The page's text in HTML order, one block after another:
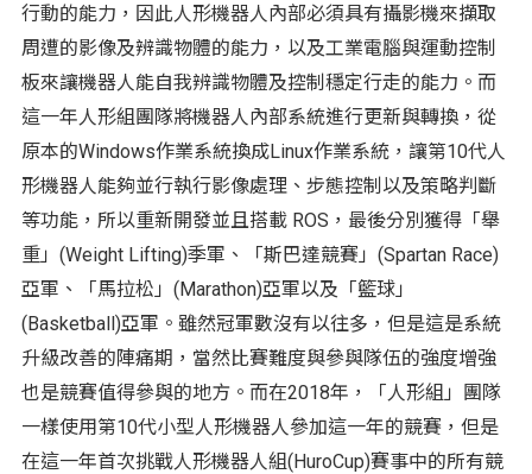
行動的能力，因此人形機器人內部必須具有攝影機來擷取
周遭的影像及辨識物體的能力，以及工業電腦與運動控制
板來讓機器人能自我辨識物體及控制穩定行走的能力。而
這一年人形組團隊將機器人內部系統進行更新與轉換，從
原本的Windows作業系統換成Linux作業系統，讓第10代人
形機器人能夠並行執行影像處理、步態控制以及策略判斷
等功能，所以重新開發並且搭載 ROS，最後分別獲得「舉
重」(Weight Lifting)季軍、「斯巴達競賽」(Spartan Race)
亞軍、「馬拉松」(Marathon)亞軍以及「籃球」
(Basketball)亞軍。雖然冠軍數沒有以往多，但是這是系統
升級改善的陣痛期，當然比賽難度與參與隊伍的強度增強
也是競賽值得參與的地方。而在2018年，「人形組」團隊
一樣使用第10代小型人形機器人參加這一年的競賽，但是
在這一年首次挑戰人形機器人組(HuroCup)賽事中的所有競